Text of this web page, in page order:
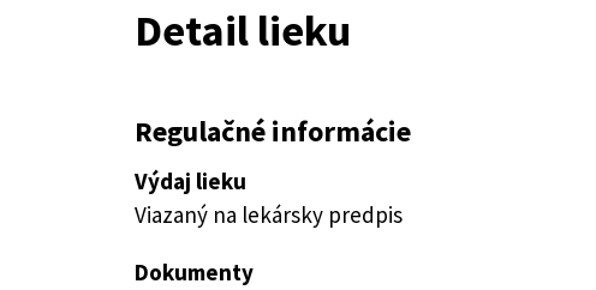
Detail lieku
Regulačné informácie
Výdaj lieku
Viazaný na lekársky predpis
Dokumenty